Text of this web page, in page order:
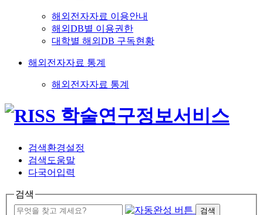
해외전자자료 이용안내
해외DB별 이용권한
대학별 해외DB 구독현황
해외전자자료 통계
해외전자자료 통계
검색환경설정
검색도움말
다국어입력
검색
검색